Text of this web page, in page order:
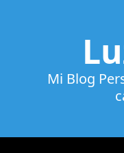
Mi Blog